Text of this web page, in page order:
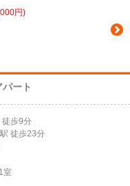
円)
ート
徒歩9分
駅 徒歩23分
1室